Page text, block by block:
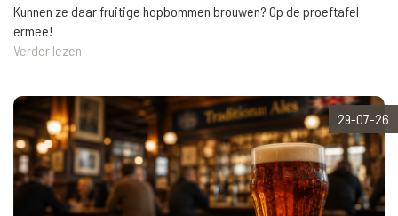
Kunnen ze daar fruitige hopbommen brouwen? Op de proeftafel
ermee!
Verder lezen
29-07-26